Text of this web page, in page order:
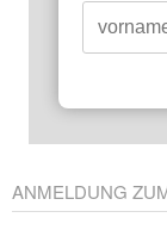
ANMELDUNG